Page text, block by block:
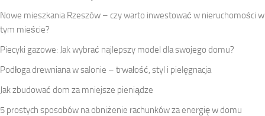
Nowe mieszkania Rzeszów – czy warto inwestować w nieruchomości w
tym mieście?
Piecyki gazowe: Jak wybrać najlepszy model dla swojego domu?
Podłoga drewniana w salonie – trwałość, styl i pielęgnacja
Jak zbudować dom za mniejsze pieniądze
5 prostych sposobów na obniżenie rachunków za energię w domu